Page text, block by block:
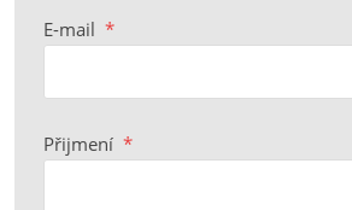
E-mail *
Přijmení *